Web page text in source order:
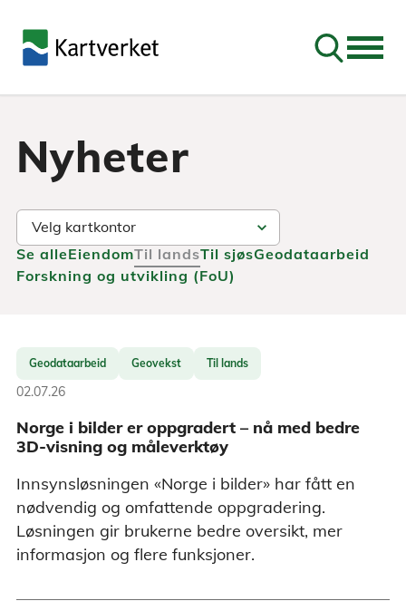
Søk
Nyheter
Se alleEiendomTil landsTil sjøsGeodataarbeid
Forskning og utvikling (FoU)
Geodataarbeid Geovekst Til lands
02.07.26
Norge i bilder er oppgradert – nå med bedre
3D-visning og måleverktøy
Innsynsløsningen «Norge i bilder» har fått en
nødvendig og omfattende oppgradering.
Løsningen gir brukerne bedre oversikt, mer
informasjon og flere funksjoner.